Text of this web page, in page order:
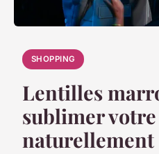
SHOPPING
Lentilles
sublimer
naturellement